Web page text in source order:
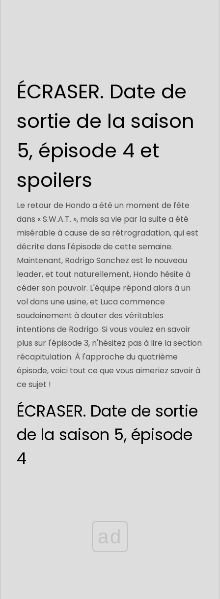
ÉCRASER. Date de
sortie de la saison
5, épisode 4 et
spoilers
Le retour de Hondo a été un moment de fête
dans « S.W.A.T. », mais sa vie par la suite a été
misérable à cause de sa rétrogradation, qui est
décrite dans l'épisode de cette semaine.
Maintenant, Rodrigo Sanchez est le nouveau
leader, et tout naturellement, Hondo hésite à
céder son pouvoir. L'équipe répond alors à un
vol dans une usine, et Luca commence
soudainement à douter des véritables
intentions de Rodrigo. Si vous voulez en savoir
plus sur l'épisode 3, n'hésitez pas à lire la section
récapitulation. À l'approche du quatrième
épisode, voici tout ce que vous aimeriez savoir à
ce sujet !
ÉCRASER. Date de sortie
de la saison 5, épisode
4
ad